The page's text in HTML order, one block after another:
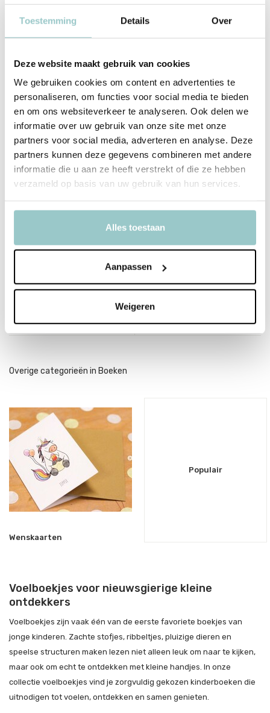
Toestemming Details Over
Deze website maakt gebruik van cookies
We gebruiken cookies om content en advertenties te
personaliseren, om functies voor social media te bieden
en om ons websiteverkeer te analyseren. Ook delen we
informatie over uw gebruik van onze site met onze
partners voor social media, adverteren en analyse. Deze
partners kunnen deze gegevens combineren met andere
informatie die u aan ze heeft verstrekt of die ze hebben
verzameld op basis van uw gebruik van hun services.
Alles toestaan
Aanpassen
Weigeren
Buggyboekje Newborn
Naturals
Tijdelijk uitverkocht
1-2 werkdagen
Incl. btw
Overige categorieën in Boeken
Wenskaarten
Populair
Voelboekjes voor nieuwsgierige kleine
ontdekkers
Voelboekjes zijn vaak één van de eerste favoriete boekjes van
jonge kinderen. Zachte stofjes, ribbeltjes, pluizige dieren en
speelse structuren maken lezen niet alleen leuk om naar te kijken,
maar ook om echt te ontdekken met kleine handjes. In onze
collectie voelboekjes vind je zorgvuldig gekozen kinderboeken die
uitnodigen tot voelen, ontdekken en samen genieten.